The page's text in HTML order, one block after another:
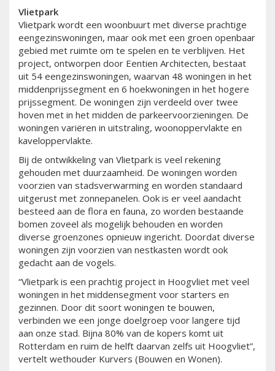
Vlietpark
Vlietpark wordt een woonbuurt met diverse prachtige
eengezinswoningen, maar ook met een groen openbaar
gebied met ruimte om te spelen en te verblijven. Het
project, ontworpen door Eentien Architecten, bestaat
uit 54 eengezinswoningen, waarvan 48 woningen in het
middenprijssegment en 6 hoekwoningen in het hogere
prijssegment. De woningen zijn verdeeld over twee
hoven met in het midden de parkeervoorzieningen. De
woningen variëren in uitstraling, woonoppervlakte en
kaveloppervlakte.
Bij de ontwikkeling van Vlietpark is veel rekening
gehouden met duurzaamheid. De woningen worden
voorzien van stadsverwarming en worden standaard
uitgerust met zonnepanelen. Ook is er veel aandacht
besteed aan de flora en fauna, zo worden bestaande
bomen zoveel als mogelijk behouden en worden
diverse groenzones opnieuw ingericht. Doordat diverse
woningen zijn voorzien van nestkasten wordt ook
gedacht aan de vogels.
“Vlietpark is een prachtig project in Hoogvliet met veel
woningen in het middensegment voor starters en
gezinnen. Door dit soort woningen te bouwen,
verbinden we een jonge doelgroep voor langere tijd
aan onze stad. Bijna 80% van de kopers komt uit
Rotterdam en ruim de helft daarvan zelfs uit Hoogvliet”,
vertelt wethouder Kurvers (Bouwen en Wonen).